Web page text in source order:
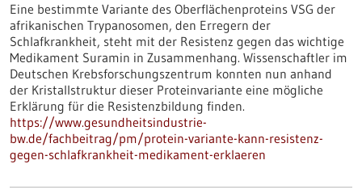
Eine bestimmte Variante des Oberflächenproteins VSG der
afrikanischen Trypanosomen, den Erregern der
Schlafkrankheit, steht mit der Resistenz gegen das wichtige
Medikament Suramin in Zusammenhang. Wissenschaftler im
Deutschen Krebsforschungszentrum konnten nun anhand
der Kristallstruktur dieser Proteinvariante eine mögliche
Erklärung für die Resistenzbildung finden.
https://www.gesundheitsindustrie-
bw.de/fachbeitrag/pm/protein-variante-kann-resistenz-
gegen-schlafkrankheit-medikament-erklaeren